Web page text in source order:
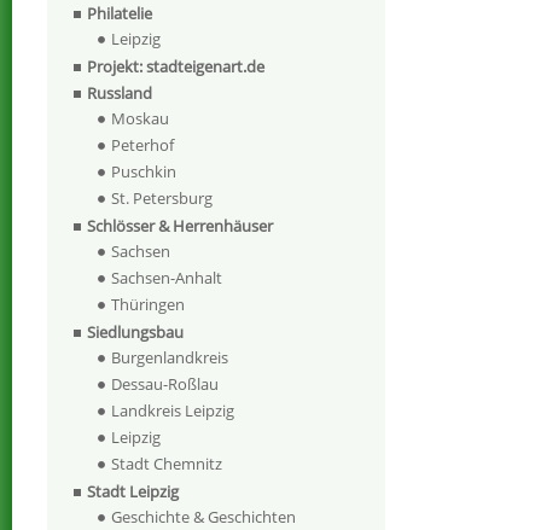
Philatelie
Leipzig
Projekt: stadteigenart.de
Russland
Moskau
Peterhof
Puschkin
St. Petersburg
Schlösser & Herrenhäuser
Sachsen
Sachsen-Anhalt
Thüringen
Siedlungsbau
Burgenlandkreis
Dessau-Roßlau
Landkreis Leipzig
Leipzig
Stadt Chemnitz
Stadt Leipzig
Geschichte & Geschichten